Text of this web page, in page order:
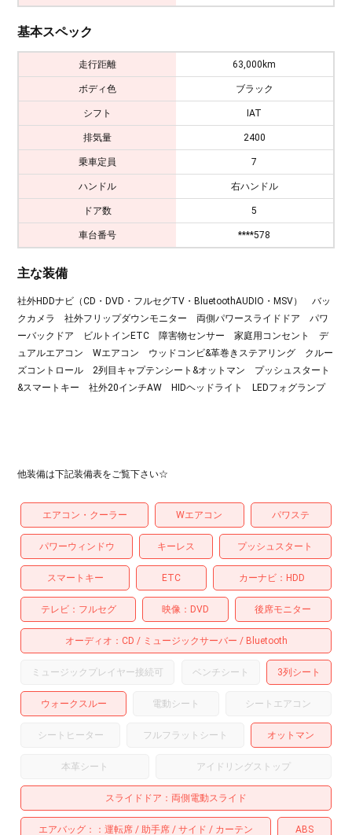
基本スペック
走行距離 63,000km
ボディ色 ブラック
シフト IAT
排気量 2400
乗車定員 7
ハンドル 右ハンドル
ドア数 5
車台番号 ****578
主な装備
社外HDDナビ（CD・DVD・フルセグTV・BluetoothAUDIO・MSV） バッ
クカメラ 社外フリップダウンモニター 両側パワースライドドア パワ
ーバックドア ビルトインETC 障害物センサー 家庭用コンセント デ
ュアルエアコン Wエアコン ウッドコンビ&革巻きステアリング クルー
ズコントロール 2列目キャプテンシート&オットマン プッシュスタート
&スマートキー 社外20インチAW HIDヘッドライト LEDフォグランプ
他装備は下記装備表をご覧下さい☆
エアコン・クーラー Wエアコン パワステ
パワーウィンドウ キーレス プッシュスタート
スマートキー ETC カーナビ HDD
テレビ フルセグ 映像 DVD 後席モニター
オーディオ CD ミュージックサーバー Bluetooth
ミュージックプレイヤー接続可 ベンチシート 3列シート
ウォークスルー 電動シート シートエアコン
シートヒーター フルフラットシート オットマン
本革シート アイドリングストップ
スライドドア 両側電動スライド
エアバッグ： 運転席 助手席 サイド カーテン ABS